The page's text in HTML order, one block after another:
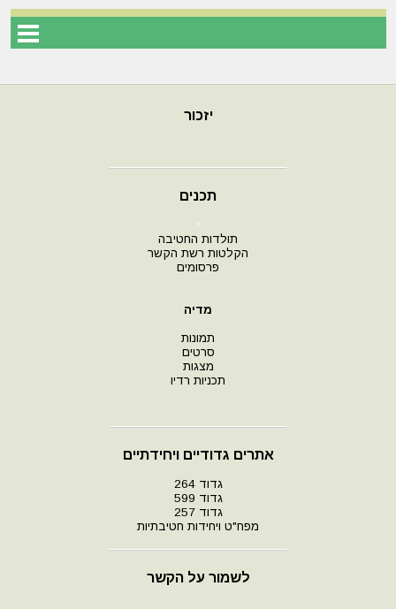
יזכור
תכנים
י
תולדות החטיבה
הקלטות רשת הקשר
פרסומים
מדיה
תמונות
סרטים
מצגות
תכניות רדיו
אתרים גדודיים ויחידתיים
גדוד 264
גדוד 599
גדוד 257
מפח"ט ויחידות חטיבתיות
לשמור על הקשר